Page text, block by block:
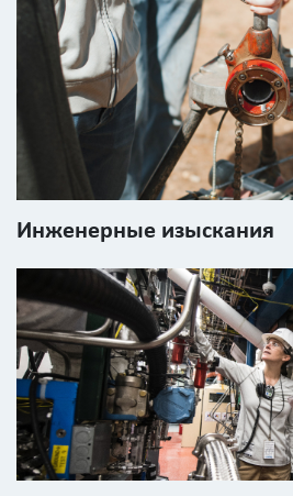
Инженерные изыскания
с
НДС
код
с